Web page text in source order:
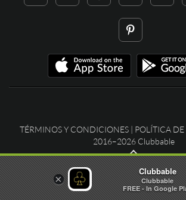
TÉRMINOS Y CONDICIONES| POLÍTICA
2016–2026 Clubbable
×
Clubbable
Clubbable
FREE - In Google